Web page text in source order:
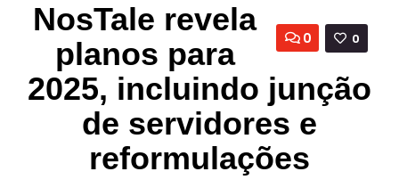
0
0
NosTale revela
planos para
2025, incluindo junção
de servidores e
reformulações